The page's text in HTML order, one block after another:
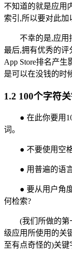
不知道的就是应用
索引,所以要对此加
不幸的是,应用
最后,拥有优秀的评
App Store排名产
是可以在没钱的时
1.2 100个字符
● 在此你要用
词。
● 不要使用空
● 用普遍的语
● 要从用户角
何检索?
(我们所做的第
级应用所使用的关
至有点奇怪的)关键